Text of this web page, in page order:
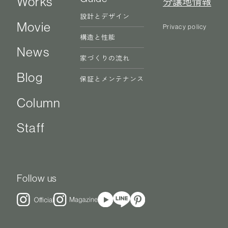
Movie
News
Blog
Column
Staff
設計とデザイン
構造と性能
家づくりの流れ
保証とメンテナンス
Privacy policy
Follow us